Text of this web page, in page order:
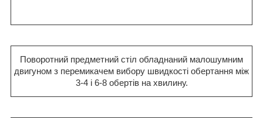
Поворотний предметний стіл обладнаний малошумним
двигуном з перемикачем вибору швидкості обертання між
3-4 і 6-8 обертів на хвилину.